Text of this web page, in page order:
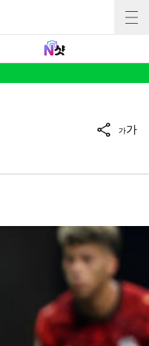
가가